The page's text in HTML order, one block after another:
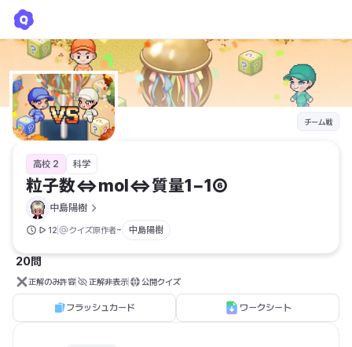
チーム戦
高校 2 科学
粒子数⇔mol⇔質量1−1⑥
中島陽樹
12 クイズ原作者- 中島陽樹
20問
正解のみ許容 正解非表示 公開クイズ
フラッシュカード ワークシート